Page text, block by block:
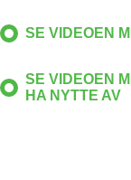
SE VIDEOEN
SE VIDEOEN
HA NYTTE AV